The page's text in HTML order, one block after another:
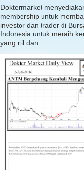
Doktermarket
membership untuk
investor dan trader di
Indonesia untuk meraih
yang riil dan...